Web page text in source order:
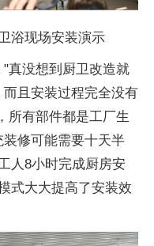
浴现场安装演示
真没想到厨卫改造就
且安装过程完全没有
所有部件都是工厂生
修可能需要十天半
人8小时完成厨房安
式大大提高了安装效